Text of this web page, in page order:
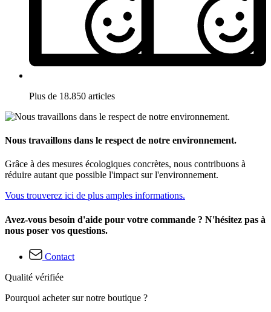
Plus de 18.850 articles
Nous travaillons dans le respect de notre environnement.
Grâce à des mesures écologiques concrètes, nous contribuons à
réduire autant que possible l'impact sur l'environnement.
Vous trouverez ici de plus amples informations.
Avez-vous besoin d'aide pour votre commande ? N'hésitez pas à
nous poser vos questions.
Contact
Qualité vérifiée
Pourquoi acheter sur notre boutique ?